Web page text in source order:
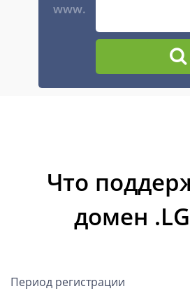
www.
Что
домен
Период регистрации